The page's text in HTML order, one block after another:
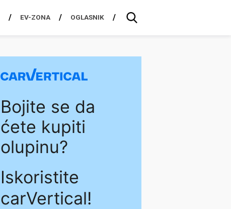
EV-ZONA OGLASNIK